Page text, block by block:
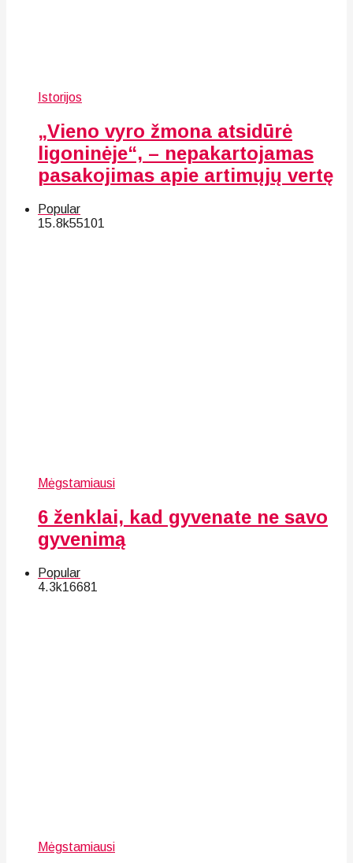
Istorijos
„Vieno vyro žmona atsidūrė
ligoninėje“, – nepakartojamas
pasakojimas apie artimųjų vertę
Popular
15.8k55101
Mėgstamiausi
6 ženklai, kad gyvenate ne savo
gyvenimą
Popular
4.3k16681
Mėgstamiausi